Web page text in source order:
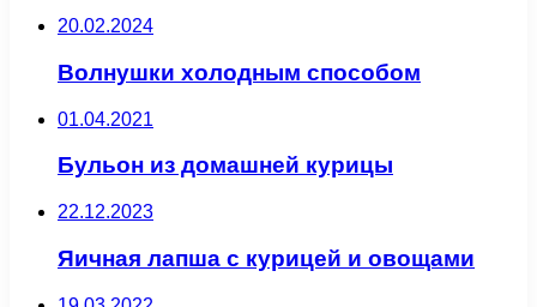
20.02.2024
Волнушки холодным способом
01.04.2021
Бульон из домашней курицы
22.12.2023
Яичная лапша с курицей и овощами